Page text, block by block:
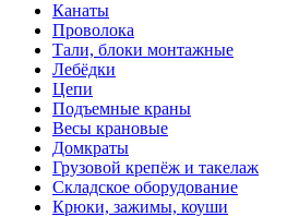
Канаты
Проволока
Тали, блоки монтажные
Лебёдки
Цепи
Подъемные краны
Весы крановые
Домкраты
Грузовой крепёж и такелаж
Складское оборудование
Крюки, зажимы, коуши